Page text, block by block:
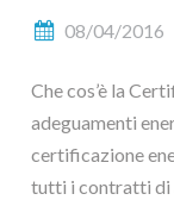
08/04/2016
Che cos’è la
adeguamenti
certificazione
tutti i contratti di